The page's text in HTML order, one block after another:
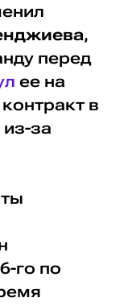
,
перед
ее на
в
за
го по